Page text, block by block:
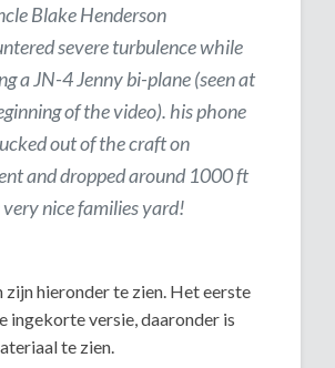
Blake Henderson
severe turbulence while
a JN-4 Jenny bi-plane (seen at
of the video). his phone
out of the craft on
and dropped around 1000 ft
nice families yard!
zijn hieronder te zien. Het eerste
ingekorte versie, daaronder is
te zien.